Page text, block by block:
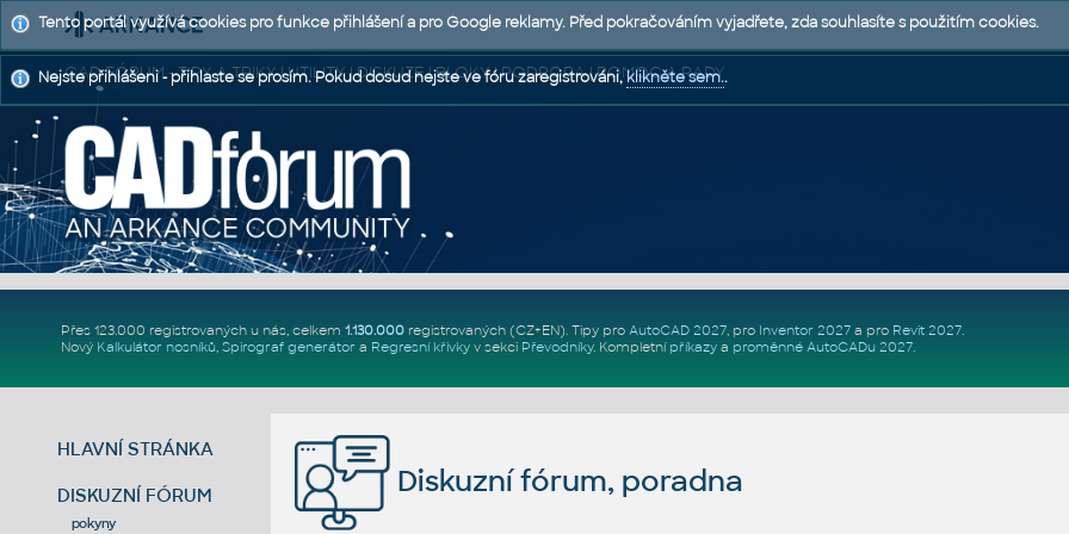
CAD FÓRUM - TIPY A TRIKY | UTILITY | DISKUZE | BLOKY | PODPORA | POMOC A RADY
Přes 123.000 registrovaných u nás, celkem 1.130.000registrovaných (CZ+EN). Tipy pro AutoCAD 2027, pro Inventor 2027a pro Revit 2027.
Nový Kalkulátor nosníků, Spirograf generátor a Regresní křivkyv sekci Převodníky. Kompletní příkazya proměnné AutoCADu 2027.
HLAVNÍ STRÁNKA
DISKUZNÍ FÓRUM
pokyny
Diskuzní fórum, poradna
Tento portál využívá cookies pro funkce přihlášení a pro Google reklamy. Před pokračováním vyjadřete, zda souhlasíte s použitím cookies.
Nejste přihlášeni - přihlaste se prosím. Pokud dosud nejste ve fóru zaregistrováni,klikněte sem..